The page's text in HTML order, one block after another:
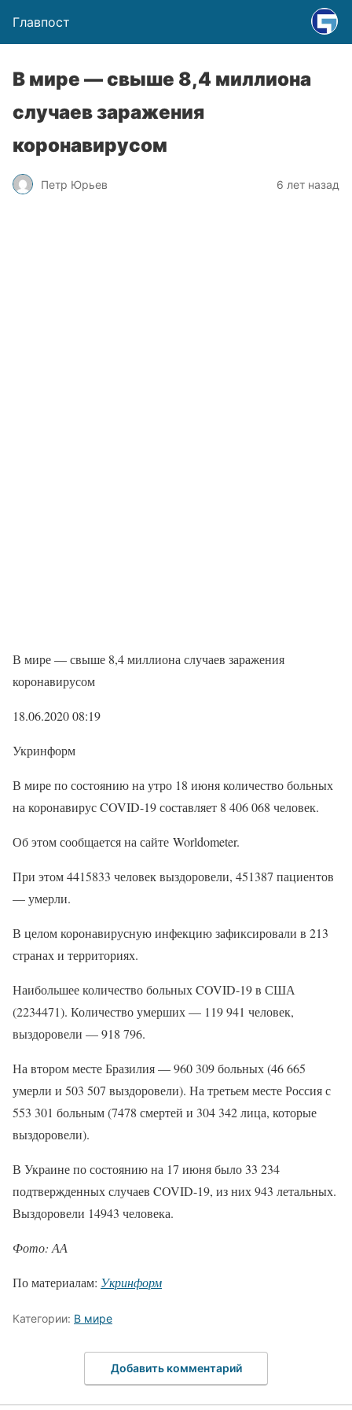
Главпост
В мире — свыше 8,4 миллиона
случаев заражения
коронавирусом
Петр Юрьев 6 лет назад
В мире — свыше 8,4 миллиона случаев заражения
коронавирусом
18.06.2020 08:19
Укринформ
В мире по состоянию на утро 18 июня количество больных
на коронавирус COVID-19 составляет 8 406 068 человек.
Об этом сообщается на сайте Worldometer.
При этом 4415833 человек выздоровели, 451387 пациентов
— умерли.
В целом коронавирусную инфекцию зафиксировали в 213
странах и территориях.
Наибольшее количество больных COVID-19 в США
(2234471). Количество умерших — 119 941 человек,
выздоровели — 918 796.
На втором месте Бразилия — 960 309 больных (46 665
умерли и 503 507 выздоровели). На третьем месте Россия с
553 301 больным (7478 смертей и 304 342 лица, которые
выздоровели).
В Украине по состоянию на 17 июня было 33 234
подтвержденных случаев COVID-19, из них 943 летальных.
Выздоровели 14943 человека.
Фото: АА
По материалам: Укринформ
Категории: В мире
Добавить комментарий